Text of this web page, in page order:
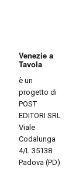
Venezie a
Tavola
è un
progetto di
POST
EDITORI SRL
Viale
Codalunga
4/L 35138
Padova (PD)